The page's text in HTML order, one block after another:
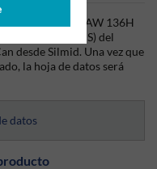
del producto AW 136H
seguridad (SDS) del
desde Silmid. Una vez que
la hoja de datos será
datos